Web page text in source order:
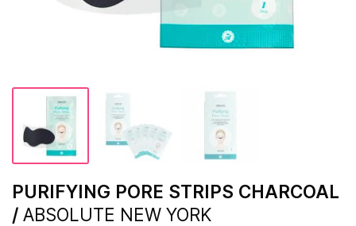
PURIFYING PORE STRIPS CHARCOAL
/ ABSOLUTE NEW YORK